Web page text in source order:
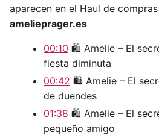
aparecen en el Haul de
amelieprager.es
00:10 🛍️ Amelie – El
fiesta diminuta
00:42 🛍️ Amelie – El
de duendes
01:38 🛍️ Amelie – El
pequeño amigo